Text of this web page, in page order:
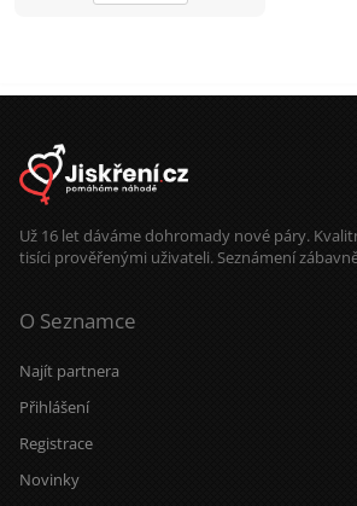
Už 16 let dáváme dohromady nové páry.
tisíci prověřenými uživateli. Seznámení
O Seznamce
Najít partnera
Přihlášení
Registrace
Novinky